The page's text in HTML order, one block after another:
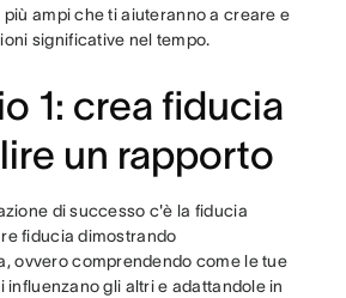
ampi che ti aiuteranno a creare e
significative nel tempo.
1: crea fiducia
un rapporto
di successo c'è la fiducia
fiducia dimostrando
ovvero comprendendo come le tue
influenzano gli altri e adattandole in